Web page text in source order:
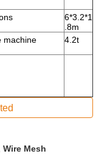
6*3.2*1
.8m
machine 4.2t
Mesh